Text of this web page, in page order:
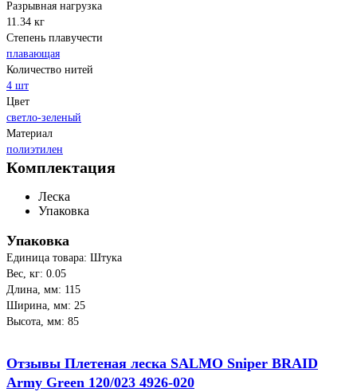
Разрывная нагрузка
11.34 кг
Степень плавучести
плавающая
Количество нитей
4 шт
Цвет
светло-зеленый
Материал
полиэтилен
Комплектация
Леска
Упаковка
Упаковка
Единица товара: Штука
Вес, кг: 0.05
Длина, мм: 115
Ширина, мм: 25
Высота, мм: 85
Отзывы Плетеная леска SALMO Sniper BRAID
Army Green 120/023 4926-020